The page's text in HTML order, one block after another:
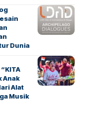
Dunia
Anak
Alat
Musik